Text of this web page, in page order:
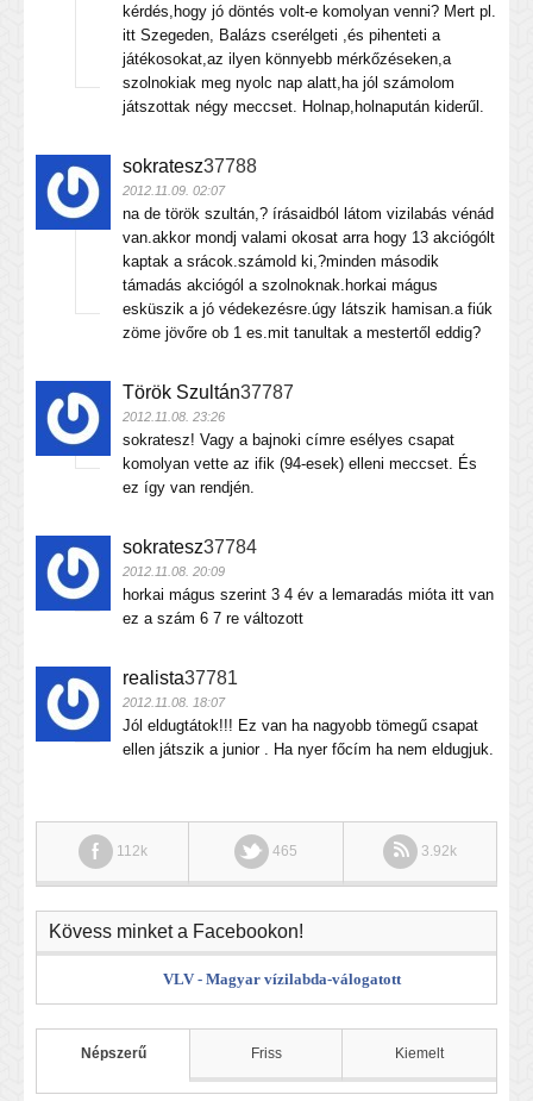
kérdés,hogy jó döntés volt-e komolyan venni? Mert pl.
itt Szegeden, Balázs cserélgeti ,és pihenteti a
játékosokat,az ilyen könnyebb mérkőzéseken,a
szolnokiak meg nyolc nap alatt,ha jól számolom
játszottak négy meccset. Holnap,holnapután kiderűl.
sokratesz37788
2012.11.09. 02:07
na de török szultán,? írásaidból látom vizilabás vénád
van.akkor mondj valami okosat arra hogy 13 akciógólt
kaptak a srácok.számold ki,?minden második
támadás akciógól a szolnoknak.horkai mágus
esküszik a jó védekezésre.úgy látszik hamisan.a fiúk
zöme jövőre ob 1 es.mit tanultak a mestertől eddig?
Török Szultán37787
2012.11.08. 23:26
sokratesz! Vagy a bajnoki címre esélyes csapat
komolyan vette az ifik (94-esek) elleni meccset. És
ez így van rendjén.
sokratesz37784
2012.11.08. 20:09
horkai mágus szerint 3 4 év a lemaradás mióta itt van
ez a szám 6 7 re változott
realista37781
2012.11.08. 18:07
Jól eldugtátok!!! Ez van ha nagyobb tömegű csapat
ellen játszik a junior . Ha nyer főcím ha nem eldugjuk.
112k 465 3.92k
Kövess minket a Facebookon!
VLV - Magyar vízilabda-válogatott
Népszerű Friss Kiemelt